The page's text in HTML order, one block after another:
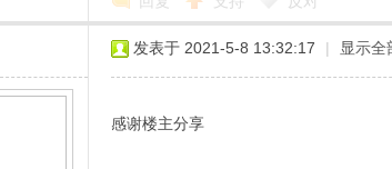
发表于 2021-5-8 13:32:17 | 显示全
感谢楼主分享